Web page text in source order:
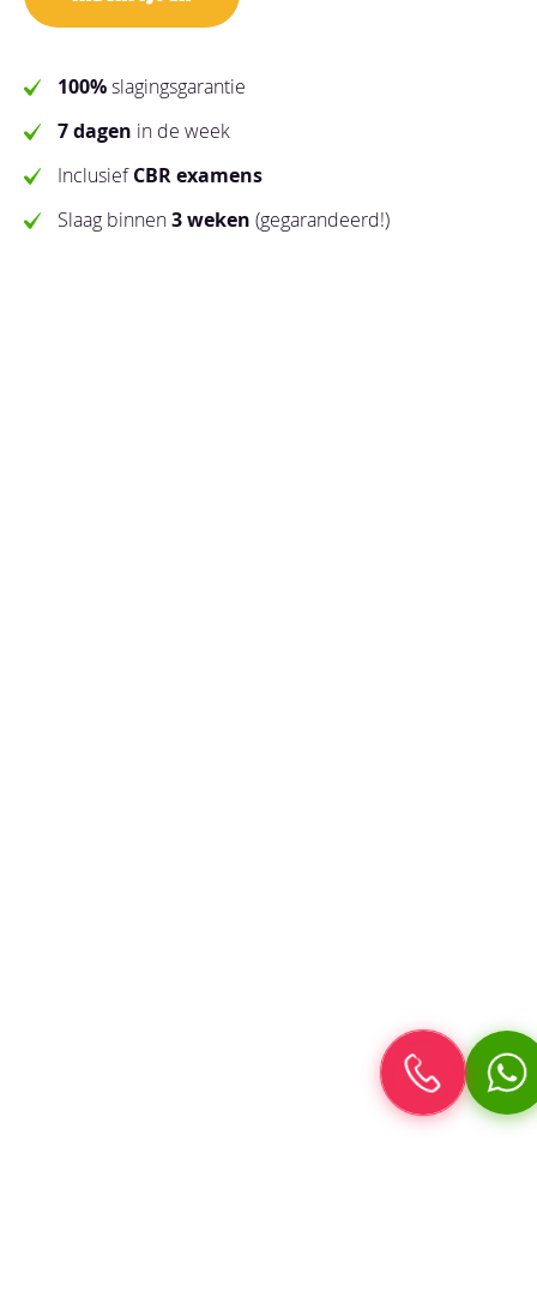
100%slagingsgarantie
7 dagen in de week
InclusiefCBR examens
Slaag binnen3 weken (gegarandeerd!)